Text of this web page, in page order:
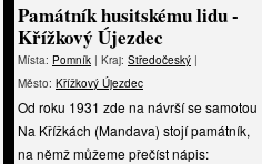
Památník husitskému lidu -
Křížkový Újezdec
Místa: Pomník | Kraj: Středočeský |
Město: Křížkový Újezdec
Od roku 1931 zde na návrší se samotou
Na Křížkách (Mandava) stojí památník,
na němž můžeme přečíst nápis: